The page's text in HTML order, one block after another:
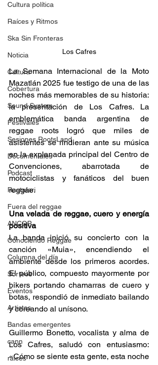
Cultura política
Raíces y Ritmos
Ska Sin Fronteras
Noticia
Cultura
Cobertura
Sound System
Festivales
Sesiones RootsLand
Documentales
Podcast
Rastafari
Fuera del reggae
ANCOP
Conociendo Reggae
Columna del día
Sorteos
Eventos
Artistas
Bandas emergentes
cann
raices
Los Cafres
La Semana Internacional de la Moto
Mazatlán 2025 fue testigo de una de las
noches más memorables de su historia:
la presentación de Los Cafres. La
emblemática banda argentina de
reggae roots logró que miles de
asistentes se rindieran ante su música
en la explanada principal del Centro de
Convenciones, abarrotada de
motociclistas y fanáticos del buen
reggae.
Una velada de reggae, cuero y energía
positiva
La banda inició su concierto con la
canción «Muia», encendiendo el
ambiente desde los primeros acordes.
El público, compuesto mayormente por
bikers portando chamarras de cuero y
botas, respondió de inmediato bailando
y coreando al unísono.
Guillermo Bonetto, vocalista y alma de
Los Cafres, saludó con entusiasmo:
«Cómo se siente esta gente, esta noche